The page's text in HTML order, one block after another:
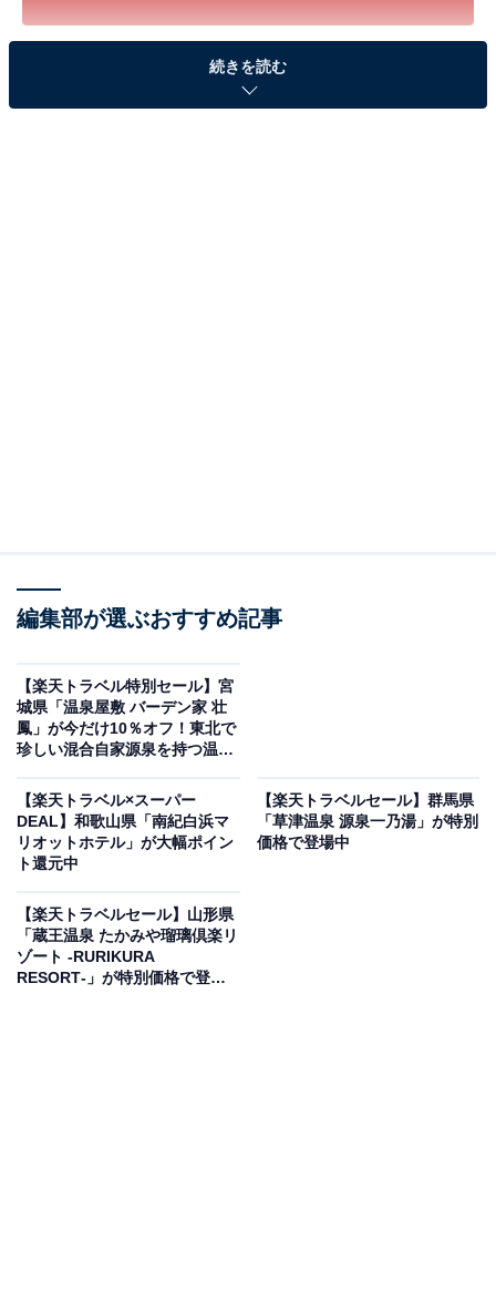
※以下のセール情報は2026年5月11日15時30分現在のも
のです。料金の変更、満室の場合もあります。
「奥会津からむしの里 源泉掛け流し温泉しらかば荘」は
現在特別価格で宿泊可能です。
続きを読む
編集部が選ぶおすすめ記事
【楽天トラベル特別セール】宮
城県「温泉屋敷 バーデン家 壮
鳳」が今だけ10％オフ！東北で
珍しい混合自家源泉を持つ温泉
【楽天トラベル×スーパー
DEAL】和歌山県「南紀白浜マ
リオットホテル」が大幅ポイン
ト還元中
【楽天トラベルセール】群馬県
「草津温泉 源泉一乃湯」が特別
価格で登場中
【楽天トラベルセール】山形県
「蔵王温泉 たかみや瑠璃倶楽リ
ゾート ‐RURIKURA
RESORT‐」が特別価格で登場